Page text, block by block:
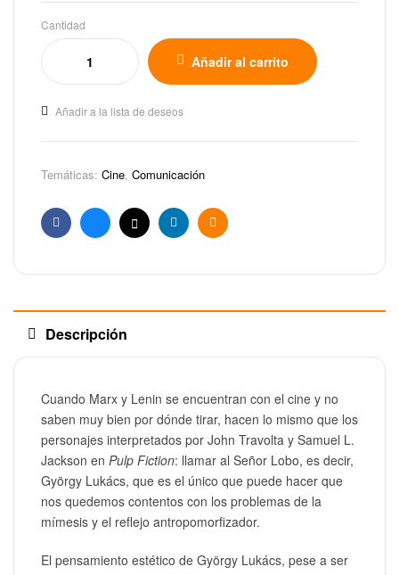
Cantidad
Añadir al carrito
Añadir a la lista de deseos
Temáticas: Cine, Comunicación
FacebookBlueskyX LinkedinEmail
Descripción
Cuando Marx y Lenin se encuentran con el cine y no
saben muy bien por dónde tirar, hacen lo mismo que los
personajes interpretados por John Travolta y Samuel L.
Jackson en Pulp Fiction: llamar al Señor Lobo, es decir,
György Lukács, que es el único que puede hacer que
nos quedemos contentos con los problemas de la
mímesis y el reflejo antropomorfizador.
El pensamiento estético de György Lukács, pese a ser